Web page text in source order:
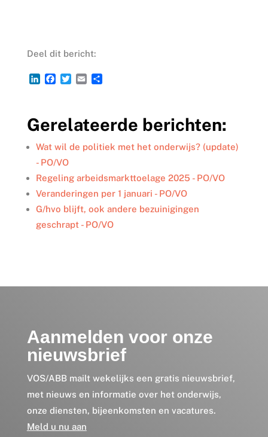
Deel dit bericht:
L
e
d
I
n
F
b
o
o
k
T
t
e
r
E
l
D
n
Gerelateerde berichten:
Wat wil de politiek met het onderwijs? (update)
- PO/VO
Regeling arbeidsmarkttoelage 2025 - PO/VO
Veranderingen per 1 januari - PO/VO
G/hvo blijft, ook andere bezuinigingen
geschrapt - PO/VO
Aanmelden voor onze
nieuwsbrief
VOS/ABB mailt wekelijks een gratis nieuwsbrief,
met nieuws en informatie over het onderwijs,
onze diensten, bijeenkomsten en vacatures.
Meld u nu aan